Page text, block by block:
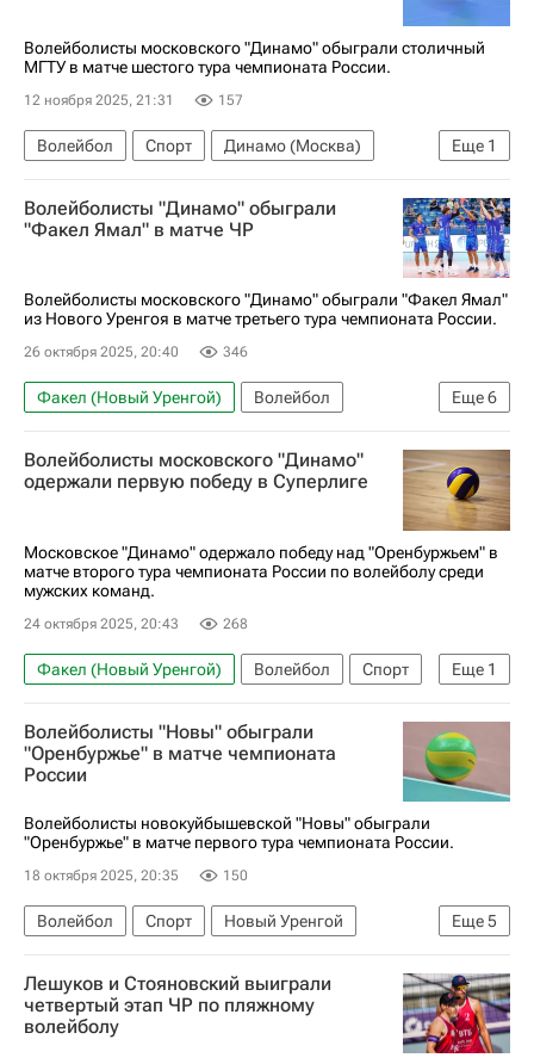
Волейболисты московского "Динамо" обыграли столичный
МГТУ в матче шестого тура чемпионата России.
12 ноября 2025, 21:31 157
Еще 1
Волейбол Спорт
Динамо (Москва)
МГТУ
Волейболисты "Динамо" обыграли
"Факел Ямал" в матче ЧР
Волейболисты московского "Динамо" обыграли "Факел Ямал"
из Нового Уренгоя в матче третьего тура чемпионата России.
26 октября 2025, 20:40 346
Еще6
Факел (Новый Уренгой)
Волейбол
Москва
Новый Уренгой
Россия
Динамо-ЛО (Ленинградская обл.)
Суперлига (чемпионат России по волейболу среди женщин)
Волейболисты московского "Динамо"
одержали первую победу в Суперлиге
Московское "Динамо" одержало победу над "Оренбуржьем" в
матче второго тура чемпионата России по волейболу среди
мужских команд.
24 октября 2025, 20:43 268
Еще 1
Факел (Новый Уренгой) Волейбол
Спорт
Динамо-ЛО (Ленинградская обл.)
Волейболисты "Новы" обыграли
"Оренбуржье" в матче чемпионата
России
Волейболисты новокуйбышевской "Новы" обыграли
"Оренбуржье" в матче первого тура чемпионата России.
18 октября 2025, 20:35 150
Еще5
Волейбол Спорт
Новый Уренгой
Россия
Самара
Суперлига (чемпионат России по волейболу среди женщин)
Кемерово
Лешуков и Стояновский выиграли
четвертый этап ЧР по пляжному
волейболу